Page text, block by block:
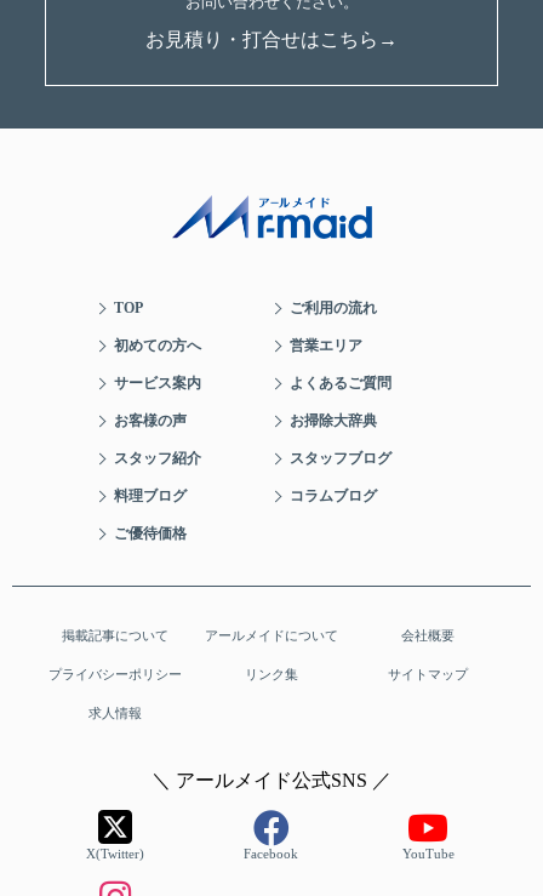
お見積り・打合せはこちら→
TOP ご利用の流れ
初めての方へ 営業エリア
サービス案内 よくあるご質問
お客様の声 お掃除大辞典
スタッフ紹介 スタッフブログ
料理ブログ コラムブログ
ご優待価格
掲載記事について アールメイドについて 会社概要
プライバシーポリシー リンク集 サイトマップ
求人情報
＼ アールメイド公式SNS ／
X(Twitter) Facebook YouTube